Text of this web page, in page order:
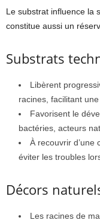
Le substrat influence la
constitue aussi un
Substrats
Libèrent
racines, facilitant
Favorisent le
bactéries, acteurs
À recouvrir d’une
éviter les troubles
Décors
Les racines de